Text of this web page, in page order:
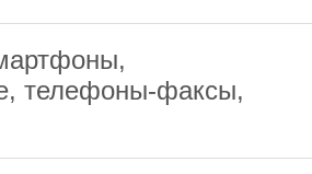
телефоны-факсы,